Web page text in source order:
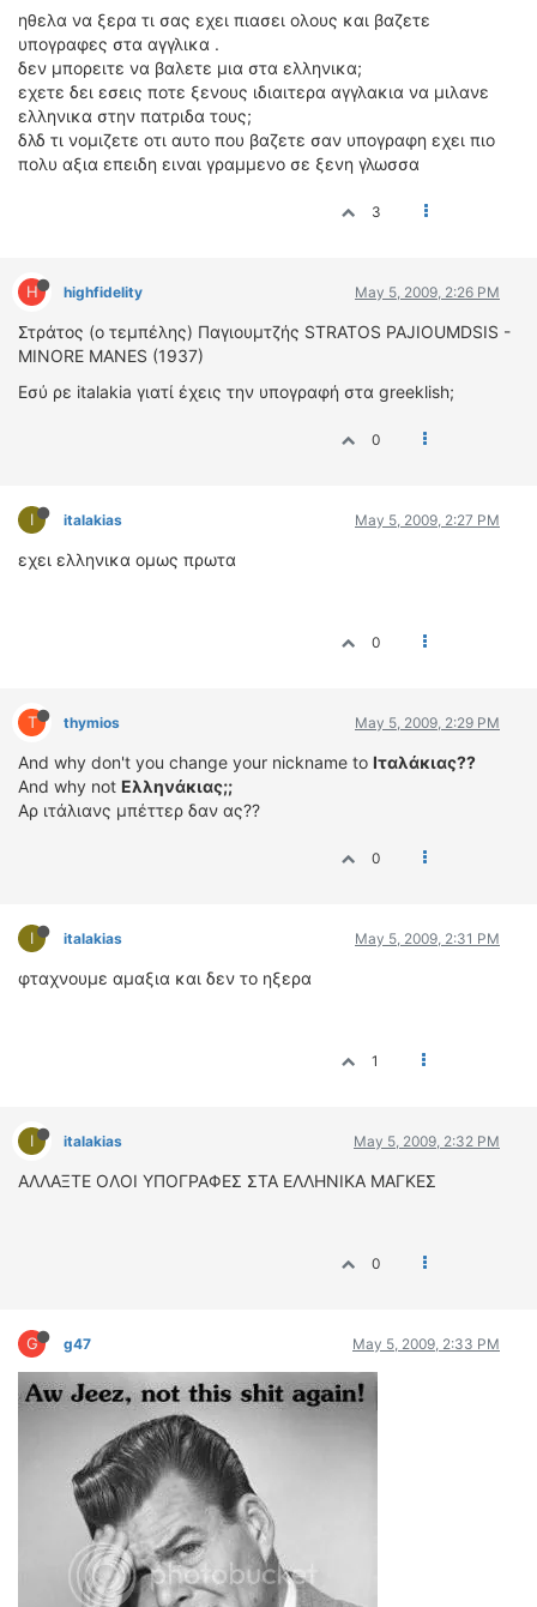
ηθελα να ξερα τι σας εχει πιασει ολους και βαζετε
υπογραφες στα αγγλικα .
δεν μπορειτε να βαλετε μια στα ελληνικα;
εχετε δει εσεις ποτε ξενους ιδιαιτερα αγγλακια να μιλανε
ελληνικα στην πατριδα τους;
δλδ τι νομιζετε οτι αυτο που βαζετε σαν υπογραφη εχει πιο
πολυ αξια επειδη ειναι γραμμενο σε ξενη γλωσσα
3
H highfidelity May 5, 2009, 2:26 PM
Στράτος (ο τεμπέλης) Παγιουμτζής STRATOS PAJIOUMDSIS -
MINORE MANES (1937)
Εσύ ρε italakia γιατί έχεις την υπογραφή στα greeklish;
0
I italakias May 5, 2009, 2:27 PM
εχει ελληνικα ομως πρωτα
0
T thymios May 5, 2009, 2:29 PM
And why don't you change your nickname to Ιταλάκιας??
And why not Ελληνάκιας;;
Αρ ιτάλιανς μπέττερ δαν ας??
0
I italakias May 5, 2009, 2:31 PM
φταχνουμε αμαξια και δεν το ηξερα
1
I italakias May 5, 2009, 2:32 PM
ΑΛΛΑΞΤΕ ΟΛΟΙ ΥΠΟΓΡΑΦΕΣ ΣΤΑ ΕΛΛΗΝΙΚΑ ΜΑΓΚΕΣ
0
G g47 May 5, 2009, 2:33 PM
ΔΙΕΘΝΕΙΣ ΑΓΩΝΕΣ
ΕΛΛΗΝΙΚΟΙ ΑΓΩΝΕΣ
ΤΙΜΕΣ
4T CLASSIC
ΑΓΩΝΙΣΤΙΚΑ ΑΥΤΟΚΙΝΗΤΑ
ΑΓΟΡΑ
ΠΩΛΗΣΕΙΣ
2ΤΡΟΧΟΙ
ΕΠΙΚΑΙΡΟΤΗΤΑ